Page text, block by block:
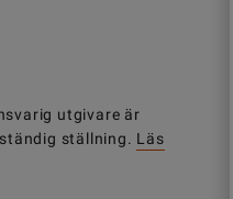
utgivare är
ställning. Läs